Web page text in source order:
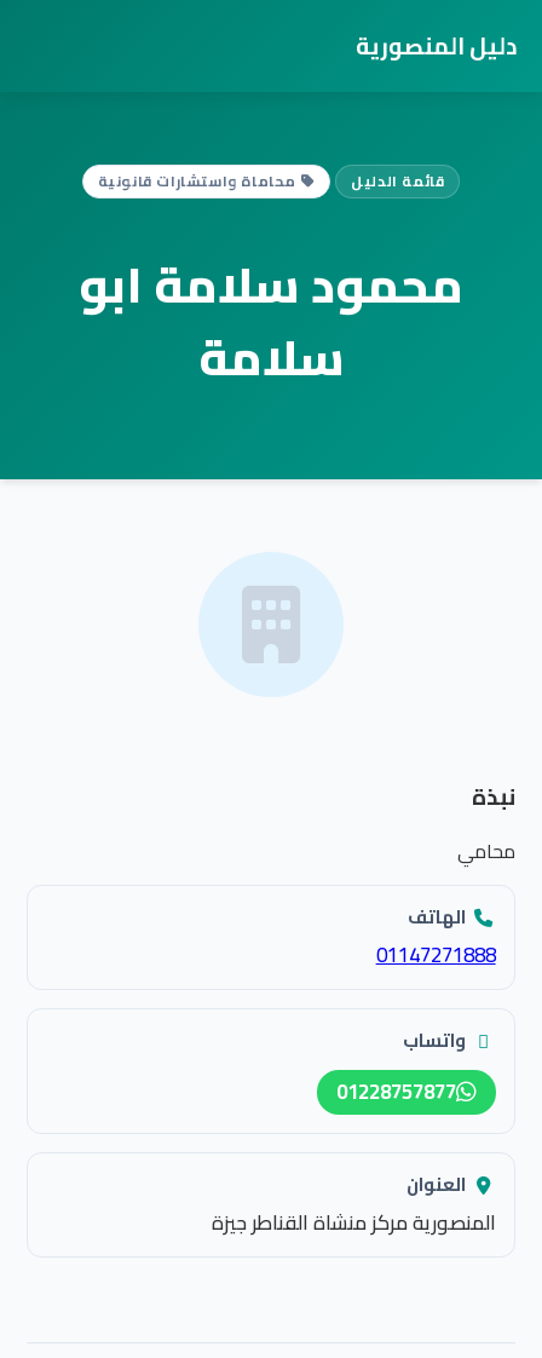
دليل المنصورية
قائمة الدليل محاماة واستشارات قانونية
محمود سلامة ابو
سلامة
نبذة
محامي
الهاتف
01147271888
واتساب
01228757877
العنوان
المنصورية مركز منشاة القناطر جيزة